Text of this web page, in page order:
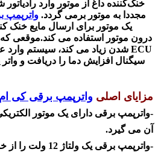
خنک‌کننده داغ از موتور وارد
مجددا به موتور برمی گردد. واترپمپ
یک موتور برای ارسال مایع خنک
درون موتور استفاده می کند.موقعی
شدن زیاد می کند، سیستم
سیگنال افزایش دما را دریافت و
مزایای اصلی واترپمپ برقی کی
-واترپمپ برقی دارای یک موتور
آن می گیرد.
-
واترپمپ برقی یک